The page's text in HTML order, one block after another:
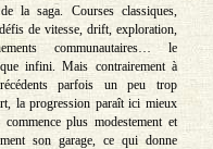
la saga. Courses classiques,
de vitesse, drift, exploration,
communautaires… le
infini. Mais contrairement à
parfois un peu trop
la progression paraît ici mieux
plus modestement et
son garage, ce qui donne